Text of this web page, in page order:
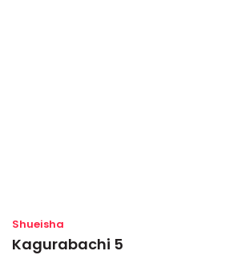
Shueisha
Kagurabachi 5